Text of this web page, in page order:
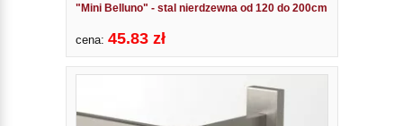
"Mini Belluno" - stal nierdzewna od 120 do 200cm
cena: 45.83 zł